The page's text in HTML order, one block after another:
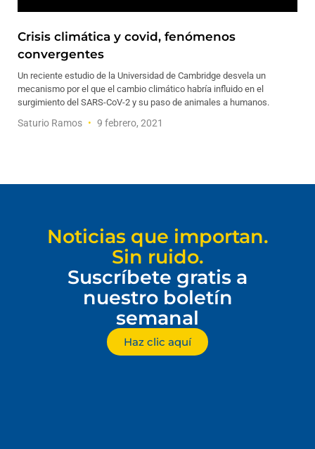
Crisis climática y covid, fenómenos
convergentes
Un reciente estudio de la Universidad de Cambridge desvela un
mecanismo por el que el cambio climático habría influido en el
surgimiento del SARS-CoV-2 y su paso de animales a humanos.
Saturio Ramos 9 febrero, 2021
Noticias que importan.
Sin ruido.
Suscríbete gratis a
nuestro boletín
semanal
Haz clic aquí